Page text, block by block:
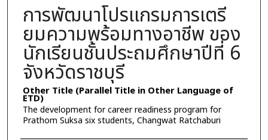
การพัฒนาโปรแกรมการเตรี
ยมความพร้อมทางอาชีพ ของ
นักเรียนชั้นประถมศึกษาปีที่ 6
จังหวัดราชบุรี
Other Title (Parallel Title in Other Language of
ETD)
The development for career readiness program for
Prathom Suksa six students, Changwat Ratchaburi